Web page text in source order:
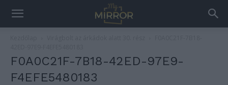
F0A0C21F-7B18-42ED-97E9-
F4EFE5480183